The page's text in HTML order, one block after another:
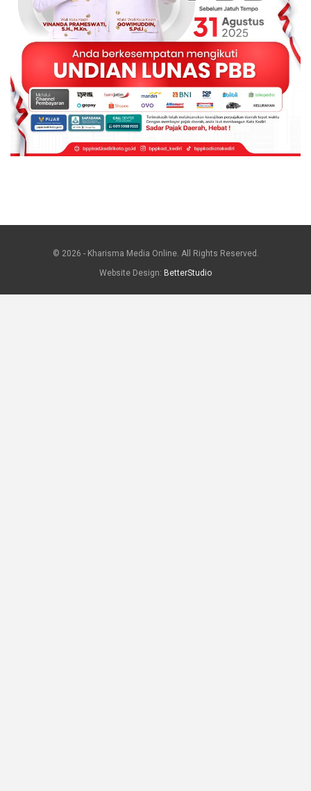
© 2026 - Kharisma Media Online. All Rights Reserved.
Website Design: BetterStudio